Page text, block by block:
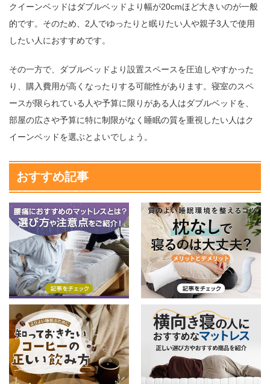
クイーンベッドはダブルベッドより幅が20cmほど大きいのが一般
的です。そのため、2人でゆったりと眠りたい人や親子3人で使用
したい人におすすめです。
その一方で、ダブルベッドより設置スペースを圧迫しやすかった
り、購入費用が高くなったりする可能性があります。寝室のスペ
ースが限られている人や予算に限りがある人はダブルベッドを、
部屋の広さや予算に特に制限がなく睡眠の質を重視したい人はク
イーンベッドを選ぶとよいでしょう。
おすすめ記事